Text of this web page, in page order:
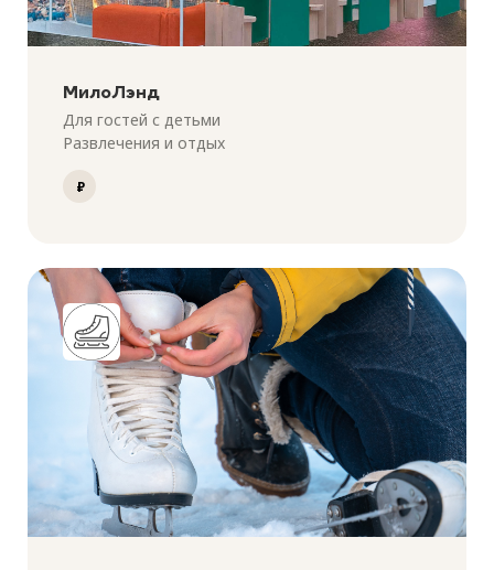
МилоЛэнд
Для гостей с детьми
Развлечения и отдых
₽